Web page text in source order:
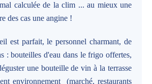
calculée de la clim ... au mieux une
des cas une angine !
est parfait, le personnel charmant, de
: bouteilles d'eau dans le frigo offertes,
une bouteille de vin à la terrasse
environnement (marché, restaurants